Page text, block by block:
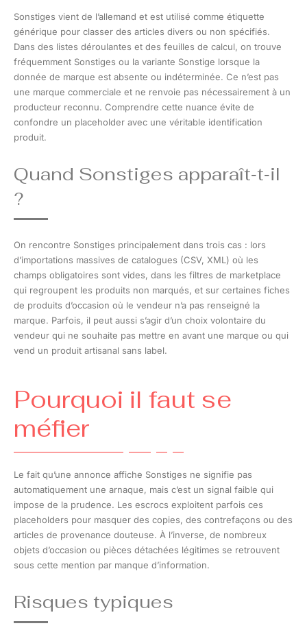
Sonstiges vient de l’allemand et est utilisé comme étiquette
générique pour classer des articles divers ou non spécifiés.
Dans des listes déroulantes et des feuilles de calcul, on trouve
fréquemment Sonstiges ou la variante Sonstige lorsque la
donnée de marque est absente ou indéterminée. Ce n’est pas
une marque commerciale et ne renvoie pas nécessairement à un
producteur reconnu. Comprendre cette nuance évite de
confondre un placeholder avec une véritable identification
produit.
Quand Sonstiges apparaît‑t‑il
?
On rencontre Sonstiges principalement dans trois cas : lors
d’importations massives de catalogues (CSV, XML) où les
champs obligatoires sont vides, dans les filtres de marketplace
qui regroupent les produits non marqués, et sur certaines fiches
de produits d’occasion où le vendeur n’a pas renseigné la
marque. Parfois, il peut aussi s’agir d’un choix volontaire du
vendeur qui ne souhaite pas mettre en avant une marque ou qui
vend un produit artisanal sans label.
Pourquoi il faut se
méfier
Le fait qu’une annonce affiche Sonstiges ne signifie pas
automatiquement une arnaque, mais c’est un signal faible qui
impose de la prudence. Les escrocs exploitent parfois ces
placeholders pour masquer des copies, des contrefaçons ou des
articles de provenance douteuse. À l’inverse, de nombreux
objets d’occasion ou pièces détachées légitimes se retrouvent
sous cette mention par manque d’information.
Risques typiques